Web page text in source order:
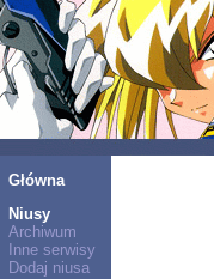
Główna
Niusy
Archiwum
Inne serwisy
Dodaj niusa